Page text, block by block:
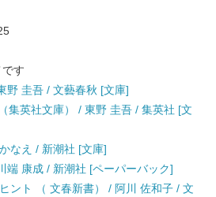
す
野 圭吾 / 文藝春秋 [文庫]
集英社文庫） / 東野 圭吾 / 集英社 [文
なえ / 新潮社 [文庫]
端 康成 / 新潮社 [ペーパーバック]
ント （ 文春新書） / 阿川 佐和子 / 文